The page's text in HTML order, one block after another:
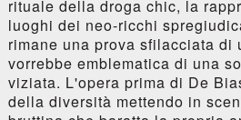
rituale della droga chic, la
luoghi dei neo-ricchi
rimane una prova sfilacciata di
vorrebbe emblematica di una
viziata. L'opera prima di De
della diversità mettendo in